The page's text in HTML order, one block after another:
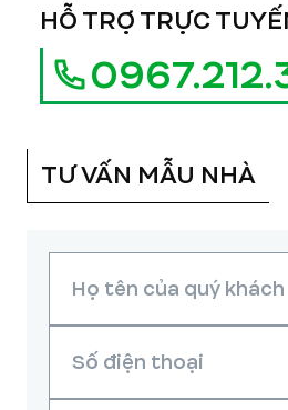
HỖ TRỢ TRỰC
TƯ VẤN MẪU NHÀ